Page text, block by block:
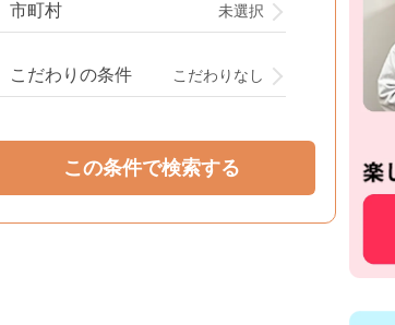
市町村 未選択
こだわりの条件 こだわりなし